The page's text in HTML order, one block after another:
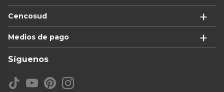
Cencosud
Medios de pago
Síguenos